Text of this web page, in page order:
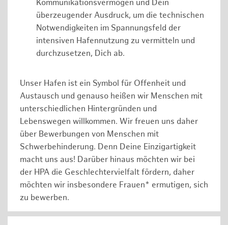
Kommunikationsvermögen und Dein
überzeugender Ausdruck, um die technischen
Notwendigkeiten im Spannungsfeld der
intensiven Hafennutzung zu vermitteln und
durchzusetzen, Dich ab.
Unser Hafen ist ein Symbol für Offenheit und
Austausch und genauso heißen wir Menschen mit
unterschiedlichen Hintergründen und
Lebenswegen willkommen. Wir freuen uns daher
über Bewerbungen von Menschen mit
Schwerbehinderung. Denn Deine Einzigartigkeit
macht uns aus! Darüber hinaus möchten wir bei
der HPA die Geschlechtervielfalt fördern, daher
möchten wir insbesondere Frauen* ermutigen, sich
zu bewerben.